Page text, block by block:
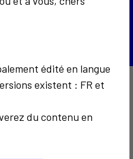
édité en langue
existent : FR et
du contenu en
la liste